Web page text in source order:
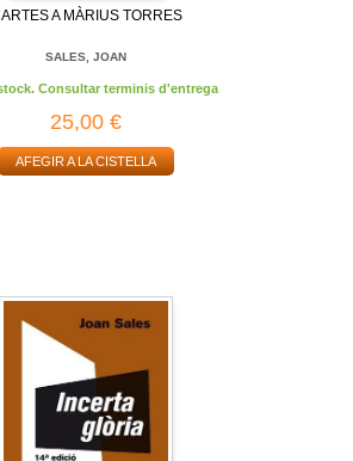
A MÀRIUS TORRES
SALES, JOAN
Consultar terminis d'entrega
25,00 €
AFEGIR A LA CISTELLA